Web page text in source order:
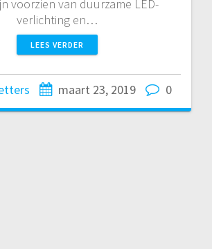
voorzien van duurzame LED-
verlichting en…
LEES VERDER
maart 23, 2019 0